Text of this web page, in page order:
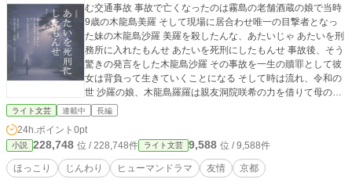
む交通事故 事故で亡くなったのは霧島の老舗酒蔵の娘で当時
9歳の木龍島美羅 そして現場に居合わせ唯一の目撃者となっ
た妹の木龍島沙羅 美羅を殺したんな、あたいじゃ あたいを刑
務所に入れたもんせ あたいを死刑にしたもんせ 事故後、そう
驚きの発言をした木龍島沙羅 その事故を一生の贖罪として彼
女は背負って生きていくことになる そして時は流れ、令和の
世 沙羅の娘、木龍島羅羅は親友洞院咲希の力を借りて母の沙
羅の過去を探す旅を始める。愛する母の積年の呪縛を取り除
で行動力もなく流されて生きてる様な羅羅だけど いざとなっ
たら後先なく突っ走って周りが見えなくなってしまう そんな
羅羅を諌めながら励ましながら時にはお尻を叩いて背中を押
す咲希 そんな二人の京女の友情も絡めながら物語の核心を紐
ライト文芸 連載中 長編
24h.ポイント 0pt
小説 228,748 位 / 228,748件 ライト文芸 9,588 位 / 9,588件
ほっこり じんわり ヒューマンドラマ 友情 京都